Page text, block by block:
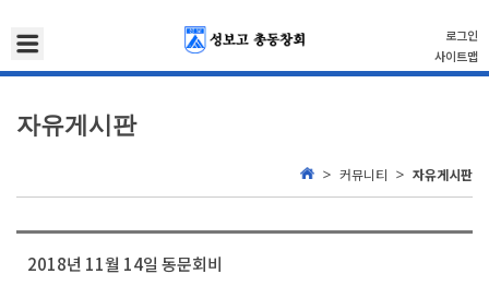
로그인
사이트맵
자유게시판
커뮤니티 자유게시판
2018년 11월 14일 동문회비